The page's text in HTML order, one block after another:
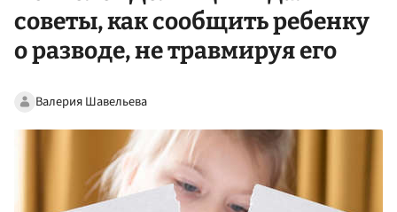
советы, как сообщить ребенку
о разводе, не травмируя его
Валерия Шавельева